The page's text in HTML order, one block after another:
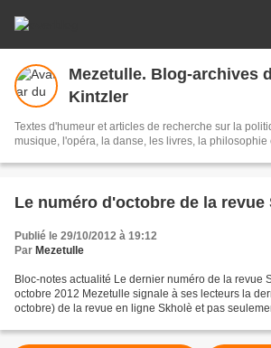
Mezetulle. Blog-archives
Kintzler
Textes d'humeur et articles de recherche sur la
musique, l'opéra, la danse, les livres, la philosophie
Le numéro d'octobre de la revue
Publié le 29/10/2012 à 19:12
Par Mezetulle
Bloc-notes actualité Le dernier numéro de la revue
octobre 2012 Mezetulle signale à ses lecteurs la
octobre) de la revue en ligne Skholè et pas